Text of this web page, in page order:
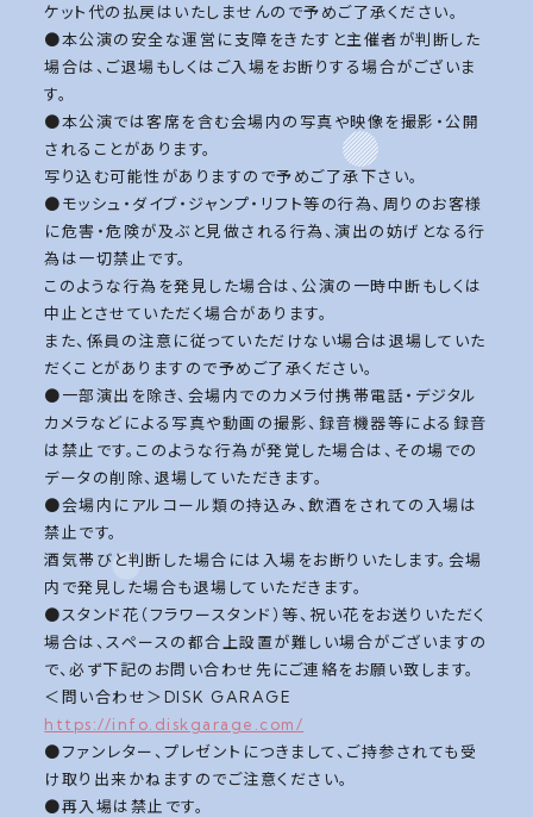
ケット代の払戻はいたしませんので予めご了承ください。
●本公演の安全な運営に支障をきたすと主催者が判断した
場合は、ご退場もしくはご入場をお断りする場合がございま
す。
●本公演では客席を含む会場内の写真や映像を撮影・公開
されることがあります。
写り込む可能性がありますので予めご了承下さい。
●モッシュ・ダイブ・ジャンプ・リフト等の行為、周りのお客様
に危害・危険が及ぶと見做される行為、演出の妨げとなる行
為は一切禁止です。
このような行為を発見した場合は、公演の一時中断もしくは
中止とさせていただく場合があります。
また、係員の注意に従っていただけない場合は退場していた
だくことがありますので予めご了承ください。
●一部演出を除き、会場内でのカメラ付携帯電話・デジタル
カメラなどによる写真や動画の撮影、録音機器等による録音
は禁止です。このような行為が発覚した場合は、その場での
データの削除、退場していただきます。
●会場内にアルコール類の持込み、飲酒をされての入場は
禁止です。
酒気帯びと判断した場合には入場をお断りいたします。会場
内で発見した場合も退場していただきます。
●スタンド花（フラワースタンド）等、祝い花をお送りいただく
場合は、スペースの都合上設置が難しい場合がございますの
で、必ず下記のお問い合わせ先にご連絡をお願い致します。
＜問い合わせ＞DISK GARAGE
https://info.diskgarage.com/
●ファンレター、プレゼントにつきまして、ご持参されても受
け取り出来かねますのでご注意ください。
●再入場は禁止です。